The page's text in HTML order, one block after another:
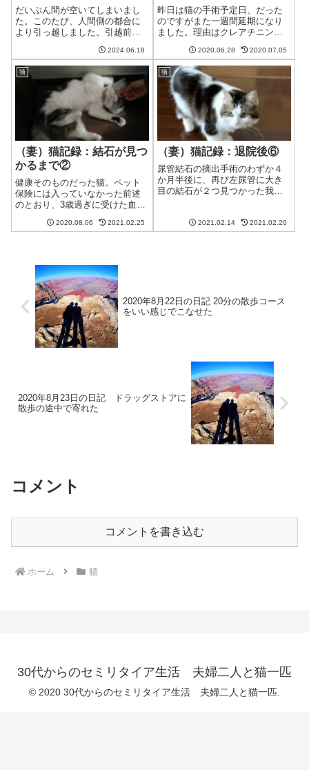
だいぶん間が空いてしまいまし
た。このたび、人間側の都合に
より引っ越しました。引越前後
したが、ようやく落ち着いて来
ました。幸い、今のところ我が
家の猫の体調は安定していま
す。引越前後のことについて、
大きく以下の点に分...
2024.06.18
昨日は猫の手術予定日、だった
のですがまた一週間延期になり
ました。理由はクレアチニンな
め。果たしていいことなのか悪
いことなのか。クレアチニンの
値が8→2に改善前回の報告でも
書いたとおり、なぜかクレアチ
ニンの値が8から...
2020.06.28 2020.07.05
猫
（妻）猫記録：結石が見つ
かるまで②
健康そのものだった猫。ペット
保険には入っていなかった前述
のとおり、3歳過ぎに受けた血液
は、すこぶる健康だった猫。夫
のも、まだまだ...
2020.08.06 2021.02.25
猫
（妻）猫記録：退院後⑥
尿管結石の摘出手術のわずか４
か月半後に、再び左尿管に大き
目の結石が２つ見つかった我が
ではありましたが、石を何とか
膀胱まで流すために、何度か点
2021.02.14 2021.02.20
2020年8月22日の日記 20分の散歩コース
をいい感じでこなせた
2020年8月23日の日記 ドラッグストアに
散歩の途中で寄れた
コメント
コメントを書き込む
ホーム 猫
30代からのセミリタイア生活 夫婦二人と猫一匹
© 2020 30代からのセミリタイア生活 夫婦二人と猫一匹.